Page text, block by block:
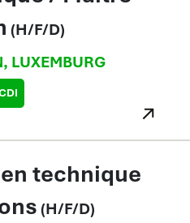
(H/F/D)
, LUXEMBURG
technique
(H/F/D)